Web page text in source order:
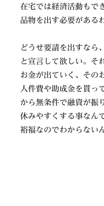
在宅では経済活動もで
品物を出す必要がある
どうせ要請を出すなら
と宣言して欲しい。そ
お金が出ていく、その
人件費や助成金を貰っ
から無条件で融資が振
休みやすくする事なん
裕福なのでわからない